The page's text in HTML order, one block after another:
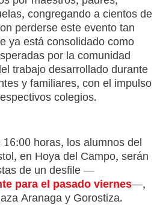
congregando a cientos de
perderse este evento tan
ya está consolidado como
por la comunidad
trabajo desarrollado durante
y familiares, con el impulso
colegios.
horas, los alumnos del
en Hoya del Campo, serán
de un desfile —
para el pasado viernes—,
Aranaga y Gorostiza.